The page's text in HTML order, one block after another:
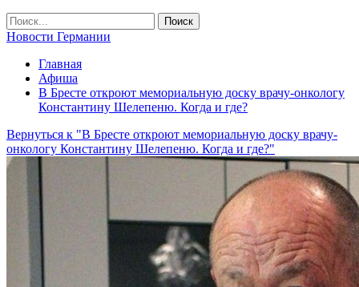
Новости Германии
Главная
Афиша
В Бресте откроют мемориальную доску врачу-онкологу
Константину Шелепеню. Когда и где?
Вернуться к "В Бресте откроют мемориальную доску врачу-
онкологу Константину Шелепеню. Когда и где?"